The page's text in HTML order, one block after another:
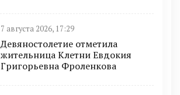
7 августа 2026, 17:29
Девяностолетие отметила
жительница Клетни Евдокия
Григорьевна Фроленкова